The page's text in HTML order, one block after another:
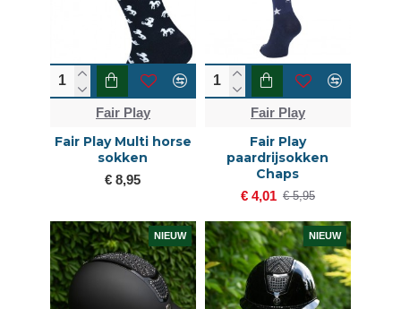
Fair Play
Fair Play Multi horse
sokken
€ 8,95
Fair Play
Fair Play
paardrijsokken
Chaps
€ 4,01 € 5,95
NIEUW NIEUW